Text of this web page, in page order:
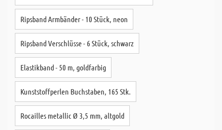
Ripsband Armbänder - 10 Stück, neon
Ripsband Verschlüsse - 6 Stück, schwarz
Elastikband - 50 m, goldfarbig
Kunststoffperlen Buchstaben, 165 Stk.
Rocailles metallic Ø 3,5 mm, altgold